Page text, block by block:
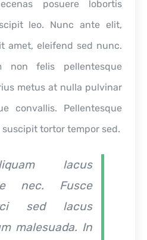
posuere lobortis
leo. Nunc ante elit,
amet, eleifend sed nunc.
non felis pellentesque
metus at nulla pulvinar
convallis. Pellentesque
tortor tempor sed.
lacus
nec. Fusce
sed lacus
malesuada. In